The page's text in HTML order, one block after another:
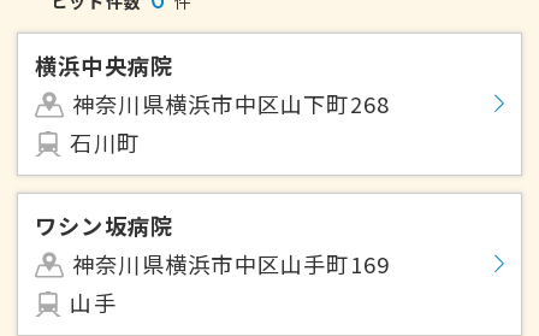
横浜中央病院
神奈川県横浜市中区山下町268
石川町
ワシン坂病院
神奈川県横浜市中区山手町169
山手